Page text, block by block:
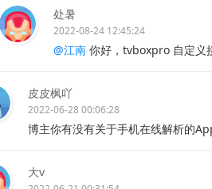
处暑
2022-08-24 12:45:24
@江南 你好，tvboxpro 自定义
皮皮枫吖
2022-06-28 00:06:28
博主你有没有关于手机在线解析的
大v